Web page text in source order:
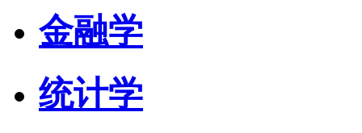
金融学
统计学